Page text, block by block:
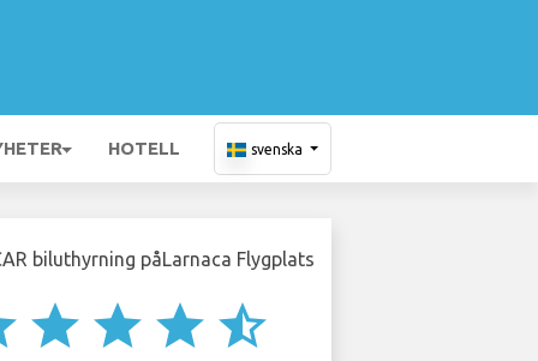
HOTELL svenska
star star star star_half